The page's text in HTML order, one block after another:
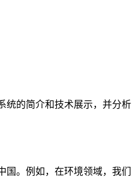
统的简介和技术展示，并分析
。例如，在环境领域，我们